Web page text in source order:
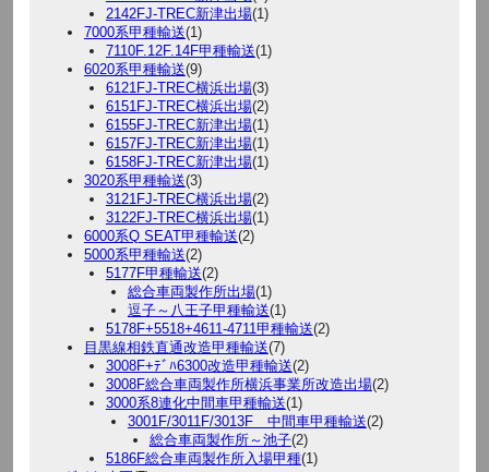
2142FJ-TREC新津出場(1)
7000系甲種輸送(1)
7110F.12F.14F甲種輸送(1)
6020系甲種輸送(9)
6121FJ-TREC横浜出場(3)
6151FJ-TREC横浜出場(2)
6155FJ-TREC新津出場(1)
6157FJ-TREC新津出場(1)
6158FJ-TREC新津出場(1)
3020系甲種輸送(3)
3121FJ-TREC横浜出場(2)
3122FJ-TREC横浜出場(1)
6000系Q SEAT甲種輸送(2)
5000系甲種輸送(2)
5177F甲種輸送(2)
総合車両製作所出場(1)
逗子～八王子甲種輸送(1)
5178F+5518+4611-4711甲種輸送(2)
目黒線相鉄直通改造甲種輸送(7)
3008F+ﾃﾞﾊ6300改造甲種輸送(2)
3008F総合車両製作所横浜事業所改造出場(2)
3000系8連化中間車甲種輸送(1)
3001F/3011F/3013F 中間車甲種輸送(2)
総合車両製作所～池子(2)
5186F総合車両製作所入場甲種(1)